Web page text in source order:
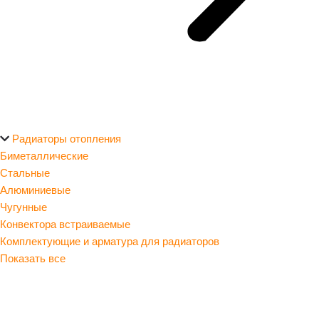
Радиаторы отопления
Биметаллические
Стальные
Алюминиевые
Чугунные
Конвектора встраиваемые
Комплектующие и арматура для радиаторов
Показать все